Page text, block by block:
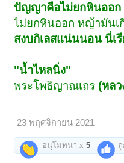
ปัญญาคือไม่ยกหินออก
ไม่ยกหินออก หญ้ามันเ
สงบกิเลสแน่นนอน นี่เ
"น้ำไหลนิ่ง"
พระโพธิญาณเถร (หล
23 พฤศจิกายน 2021
อนุโมทนา x5